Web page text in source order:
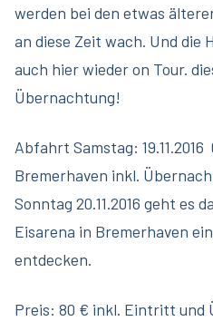
werden bei den etwas
an diese Zeit wach. Und die
auch hier wieder on Tour.
Übernachtung!
Abfahrt Samstag:
Bremerhaven inkl.
Sonntag 20.11.2016 geht es
Eisarena in Bremerhaven
entdecken.
Preis: 80 € inkl. Eintritt und